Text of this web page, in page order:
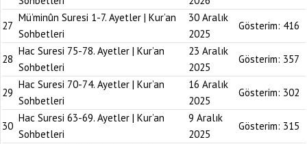
27
Mü’minûn Suresi 1-7. Ayetler | Kur’an
Sohbetleri
30 Aralık
2025
Gösterim: 416
28
Hac Suresi 75-78. Ayetler | Kur’an
Sohbetleri
23 Aralık
2025
Gösterim: 357
29
Hac Suresi 70-74. Ayetler | Kur’an
Sohbetleri
16 Aralık
2025
Gösterim: 302
30
Hac Suresi 63-69. Ayetler | Kur’an
Sohbetleri
9 Aralık
2025
Gösterim: 315